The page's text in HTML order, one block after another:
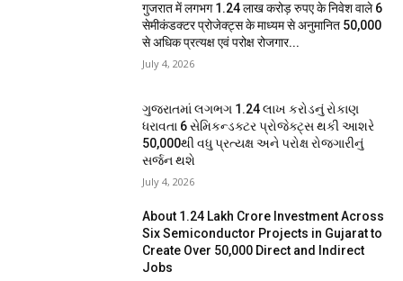
गुजरात में लगभग 1.24 लाख करोड़ रुपए के निवेश वाले 6
सेमीकंडक्टर प्रोजेक्ट्स के माध्यम से अनुमानित 50,000
से अधिक प्रत्यक्ष एवं परोक्ष रोजगार...
July 4, 2026
ગુજરાતમાં લગભગ ₹1.24 લાખ કરોડનું રોકાણ
ધરાવતા 6 સેમિકન્ડક્ટર પ્રોજેક્ટ્સ થકી આશરે
50,000થી વધુ પ્રત્યક્ષ અને પરોક્ષ રોજગારીનું
સર્જન થશે
July 4, 2026
About ₹1.24 Lakh Crore Investment Across
Six Semiconductor Projects in Gujarat to
Create Over 50,000 Direct and Indirect
Jobs